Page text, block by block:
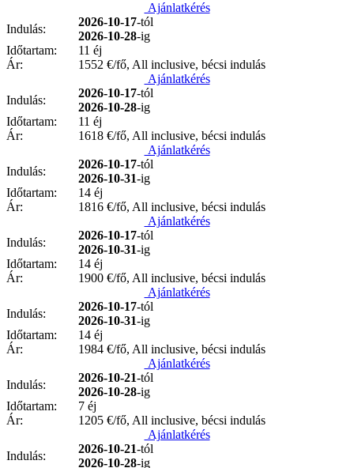
Ajánlatkérés
Indulás:
2026-10-17-tól
2026-10-28-ig
Időtartam:
11 éj
Ár:
1552 €/fő, All inclusive, bécsi indulás
Ajánlatkérés
Indulás:
2026-10-17-tól
2026-10-28-ig
Időtartam:
11 éj
Ár:
1618 €/fő, All inclusive, bécsi indulás
Ajánlatkérés
Indulás:
2026-10-17-tól
2026-10-31-ig
Időtartam:
14 éj
Ár:
1816 €/fő, All inclusive, bécsi indulás
Ajánlatkérés
Indulás:
2026-10-17-tól
2026-10-31-ig
Időtartam:
14 éj
Ár:
1900 €/fő, All inclusive, bécsi indulás
Ajánlatkérés
Indulás:
2026-10-17-tól
2026-10-31-ig
Időtartam:
14 éj
Ár:
1984 €/fő, All inclusive, bécsi indulás
Ajánlatkérés
Indulás:
2026-10-21-tól
2026-10-28-ig
Időtartam:
7 éj
Ár:
1205 €/fő, All inclusive, bécsi indulás
Ajánlatkérés
Indulás:
2026-10-21-tól
2026-10-28-ig